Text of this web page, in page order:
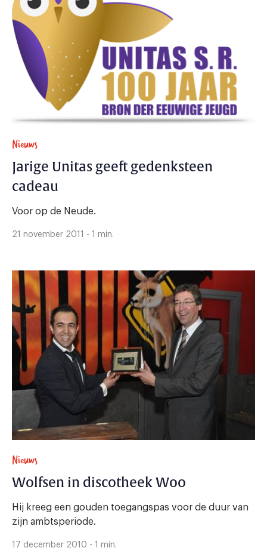
Nieuws
Jarige Unitas geeft gedenksteen
cadeau
Voor op de Neude.
21 november 2011 - 1 min.
Nieuws
Wolfsen in discotheek Woo
Hij kreeg een gouden toegangspas voor de duur van
zijn ambtsperiode.
17 december 2010 - 1 min.